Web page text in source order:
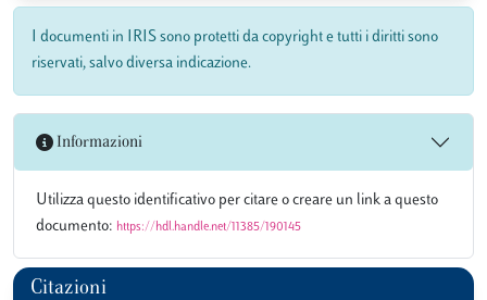
I documenti in IRIS sono protetti da copyright e tutti i diritti sono
riservati, salvo diversa indicazione.
Informazioni
Utilizza questo identificativo per citare o creare un link a questo
documento: https://hdl.handle.net/11385/190145
Citazioni